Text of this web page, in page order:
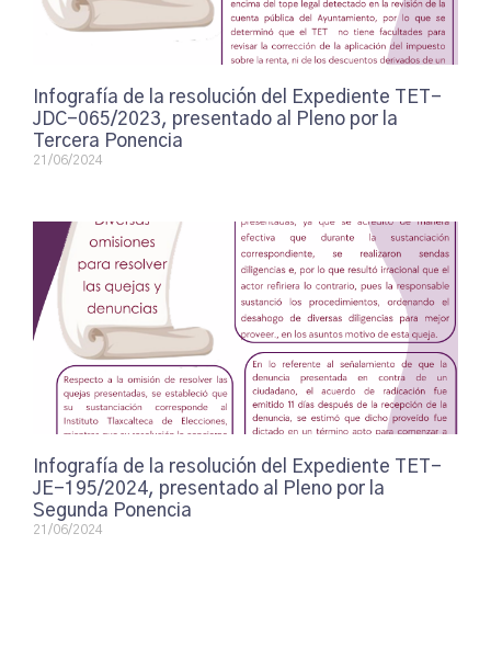
Infografía de la resolución del Expediente TET-
JDC-065/2023, presentado al Pleno por la
Tercera Ponencia
21/06/2024
Infografía de la resolución del Expediente TET-
JE-195/2024, presentado al Pleno por la
Segunda Ponencia
21/06/2024